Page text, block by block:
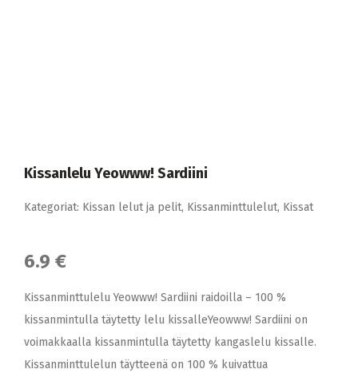
Kissanlelu Yeowww! Sardiini
Kategoriat: Kissan lelut ja pelit, Kissanminttulelut, Kissat
6.9 €
Kissanminttulelu Yeowww! Sardiini raidoilla – 100 %
kissanmintulla täytetty lelu kissalleYeowww! Sardiini on
voimakkaalla kissanmintulla täytetty kangaslelu kissalle.
Kissanminttulelun täytteenä on 100 % kuivattua